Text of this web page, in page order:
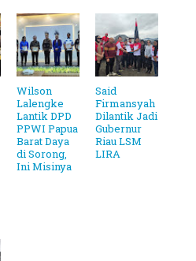
Wilson
Lalengke
Lantik DPD
PPWI Papua
Barat Daya
di Sorong,
Ini Misinya
Said
Firmansyah
Dilantik Jadi
Gubernur
Riau LSM
LIRA